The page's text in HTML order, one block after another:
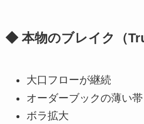
◆ 本物のブレイク（
大口フローが継続
オーダーブックの薄い
ボラ拡大